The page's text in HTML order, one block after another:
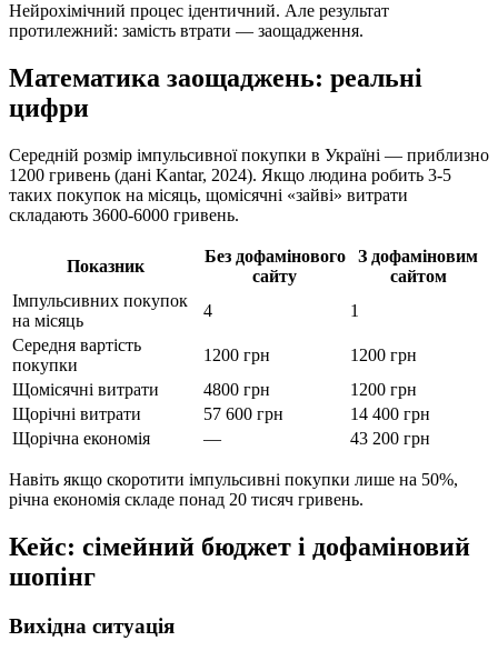
Нейрохімічний процес ідентичний. Але результат
протилежний: замість втрати — заощадження.
Математика заощаджень: реальні
цифри
Середній розмір імпульсивної покупки в Україні — приблизно
1200 гривень (дані Kantar, 2024). Якщо людина робить 3-5
таких покупок на місяць, щомісячні «зайві» витрати
складають 3600-6000 гривень.
Показник
Без дофамінового
сайту
З дофаміновим
сайтом
Імпульсивних покупок
на місяць
4
1
Середня вартість
покупки
1200 грн
1200 грн
Щомісячні витрати
4800 грн
1200 грн
Щорічні витрати
57 600 грн
14 400 грн
Щорічна економія
— 43 200 грн
Навіть якщо скоротити імпульсивні покупки лише на 50%,
річна економія складе понад 20 тисяч гривень.
Кейс: сімейний бюджет і дофаміновий
шопінг
Вихідна ситуація